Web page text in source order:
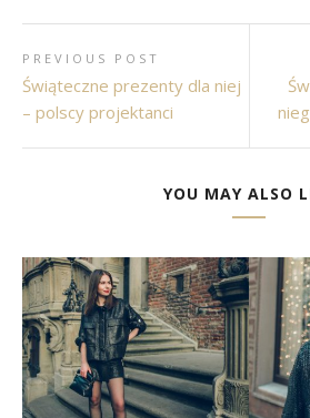
PREVIOUS POST
Świąteczne prezenty dla niej
– polscy projektanci
YOU MAY ALSO